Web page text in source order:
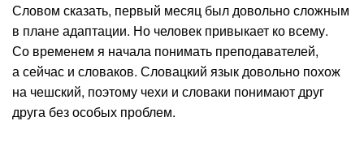
Словом сказать, первый месяц был довольно сложным
в плане адаптации. Но человек привыкает ко всему.
Со временем я начала понимать преподавателей,
а сейчас и словаков. Словацкий язык довольно похож
на чешский, поэтому чехи и словаки понимают друг
друга без особых проблем.